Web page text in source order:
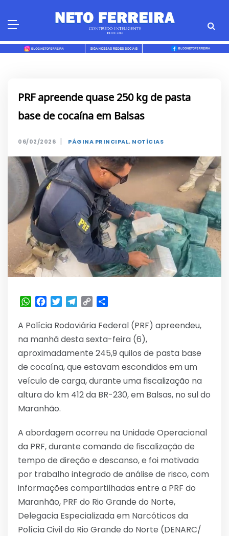
PRF apreende quase 250 kg de pasta
base de cocaína em Balsas
06/02/2026 | PÁGINA PRINCIPAL, NOTÍCIAS
WhatsApp
Facebook
TwitterTelegram
Copy
A Polícia Rodoviária Federal (PRF) apreendeu,
na manhã desta sexta-feira (6),
aproximadamente 245,9 quilos de pasta base
de cocaína, que estavam escondidos em um
veículo de carga, durante uma fiscalização na
altura do km 412 da BR-230, em Balsas, no sul do
Maranhão.
A abordagem ocorreu na Unidade Operacional
da PRF, durante comando de fiscalização de
tempo de direção e descanso, e foi motivada
por trabalho integrado de análise de risco, com
informações compartilhadas entre a PRF do
Maranhão, PRF do Rio Grande do Norte,
Delegacia Especializada em Narcóticos da
Polícia Civil do Rio Grande do Norte (DENARC/